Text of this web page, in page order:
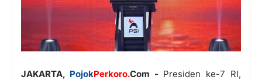
JAKARTA, PojokPerkoro.Com - Presiden ke-7 RI,